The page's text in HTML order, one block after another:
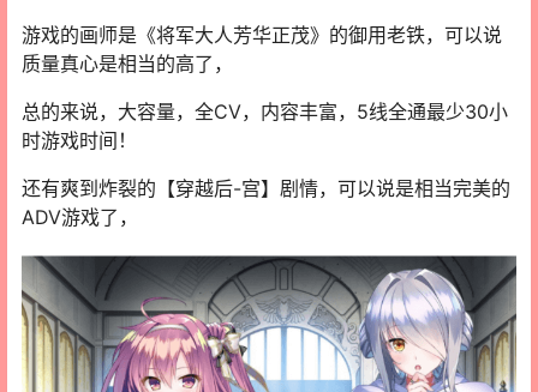
游戏的画师是《将军大人芳华正茂》的御用老铁，可以说
质量真心是相当的高了，
总的来说，大容量，全CV，内容丰富，5线全通最少30小
时游戏时间！
还有爽到炸裂的【穿越后-宫】剧情，可以说是相当完美的
ADV游戏了，